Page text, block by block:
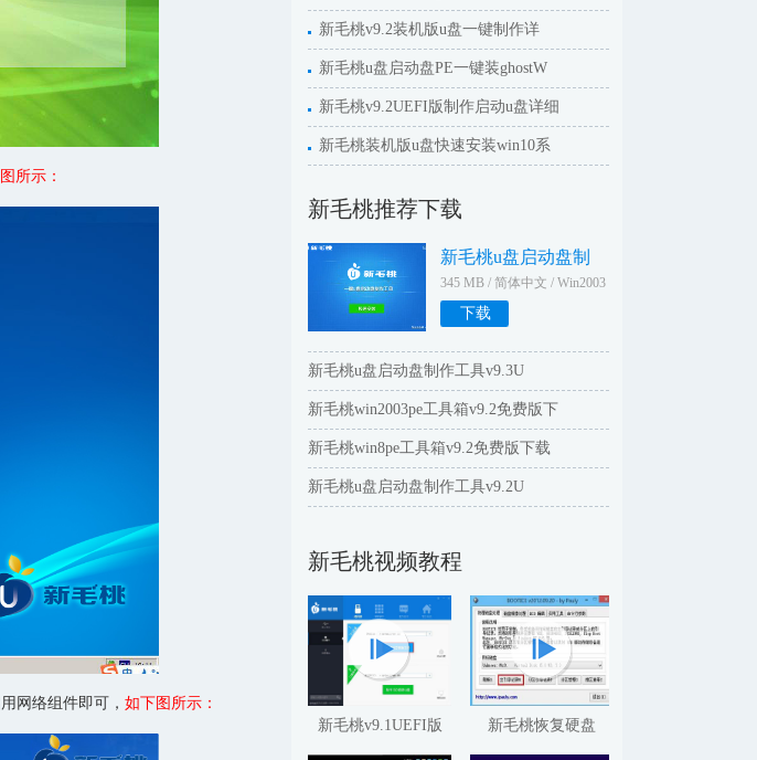
所示：
网络组件即可， 如下图所示：
新毛桃v9.2装机版u盘一键制作详
新毛桃u盘启动盘PE一键装ghostW
新毛桃v9.2UEFI版制作启动u盘详细
新毛桃装机版u盘快速安装win10系
新毛桃推荐下载
新毛桃u盘启动盘制
345 MB / 简体中文 / Win2003
WinXPWin2000Win9X
下载
新毛桃u盘启动盘制作工具v9.3U
新毛桃win2003pe工具箱v9.2免费版下
新毛桃win8pe工具箱v9.2免费版下载
新毛桃u盘启动盘制作工具v9.2U
新毛桃视频教程
新毛桃v9.1UEFI版 新毛桃恢复硬盘